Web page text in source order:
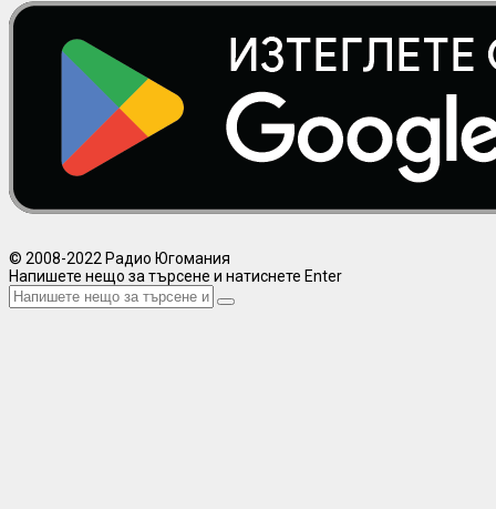
© 2008-2022 Радио Югомания
Напишете нещо за търсене и натиснете Enter